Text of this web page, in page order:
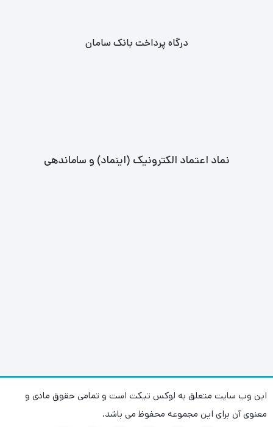
درگاه پرداخت بانک سامان
نماد اعتماد الکترونیک (اینماد) و ساماندهی
این وب سایت متعلق به لوکس تیکت است و تمامی حقوق مادی و
معنوی آن برای این مجموعه محفوظ می باشد.